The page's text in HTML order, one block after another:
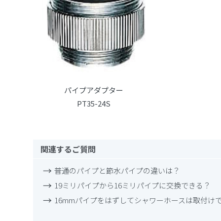
パイプアダプター
PT35-24S
関連するご質問
普通のパイプと節水パイプの違いは？
19ミリパイプから16ミリパイプに交換できる？
16mmパイプをはずしてシャワーホースは取付け